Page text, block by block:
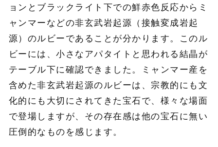
ョンとブラックライト下での鮮赤色反応からミ
ャンマーなどの非玄武岩起源（接触変成岩起
源）のルビーであることが分かります。このル
ビーには、小さなアパタイトと思われる結晶が
テーブル下に確認できました。ミャンマー産を
含めた非玄武岩起源のルビーは、宗教的にも文
化的にも大切にされてきた宝石で、様々な場面
で登場しますが、その存在感は他の宝石に無い
圧倒的なものを感じます。